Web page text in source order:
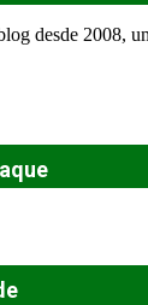
desde 2008,